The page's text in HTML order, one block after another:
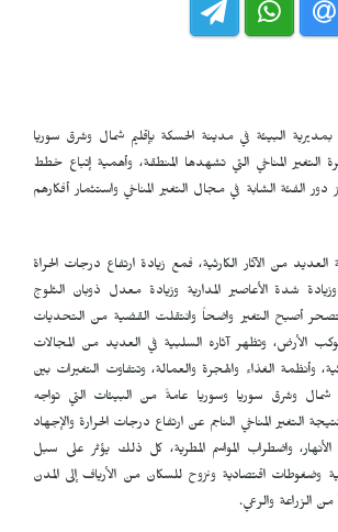
البيئة في مدينة الحسكة بإقليم شمال وشرق سوريا
التغير المناخي التي تشهدها المنطقة، وأهمية إتباع خطط
دور الفئة الشابة في مجال التغير المناخي واستثمار أفكارهم
من الآثار الكارثية، فمع زيادة ارتفاع درجات الحراة
شدة الأعاصير المدارية وزيادة معدل ذوبان الثلوج
أصبح التغير واضحاً وانتقلت القضية من التحديات
الأرض، وتظهر آثاره السلبية في العديد من المجالات
وأنظمة الغذاء والهجرة والعمالة، وتتفاوت التغيرات بين
شمال وشرق سوريا وسوريا عامةً من البيئات التي تواجه
التغير المناخي الناجم عن ارتفاع درجات الحرارة والإجهاد
الأنهار، واضطراب المواسم المطرية، كل ذلك يؤثر على سبل
وضغوطات اقتصادية ونزوح للسكان من الأرياف إلى المدن
الزراعة والرعي.